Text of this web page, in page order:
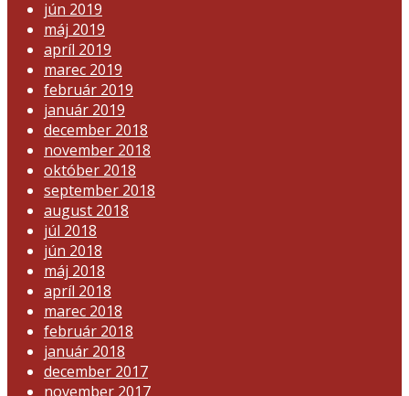
jún 2019
máj 2019
apríl 2019
marec 2019
február 2019
január 2019
december 2018
november 2018
október 2018
september 2018
august 2018
júl 2018
jún 2018
máj 2018
apríl 2018
marec 2018
február 2018
január 2018
december 2017
november 2017